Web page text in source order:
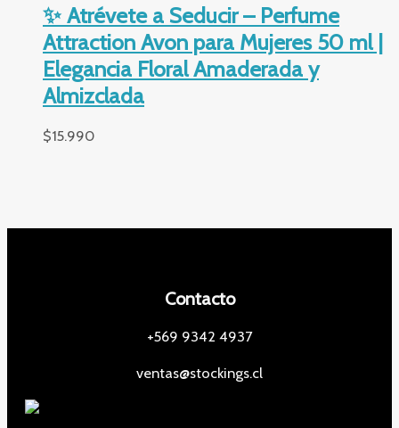
✨ Atrévete a Seducir – Perfume
Attraction Avon para Mujeres 50 ml |
Elegancia Floral Amaderada y
Almizclada
$15.990
Contacto
+569 9342 4937
ventas@stockings.cl